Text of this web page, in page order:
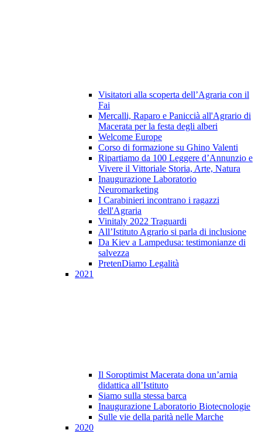
Visitatori alla scoperta dell’Agraria con il
Fai
Mercalli, Raparo e Paniccià all'Agrario di
Macerata per la festa degli alberi
Welcome Europe
Corso di formazione su Ghino Valenti
Ripartiamo da 100 Leggere d’Annunzio e
Vivere il Vittoriale Storia, Arte, Natura
Inaugurazione Laboratorio
Neuromarketing
I Carabinieri incontrano i ragazzi
dell'Agraria
Vinitaly 2022 Traguardi
All’Istituto Agrario si parla di inclusione
Da Kiev a Lampedusa: testimonianze di
salvezza
PretenDiamo Legalità
2021
Il Soroptimist Macerata dona un’arnia
didattica all’Istituto
Siamo sulla stessa barca
Inaugurazione Laboratorio Biotecnologie
Sulle vie della parità nelle Marche
2020